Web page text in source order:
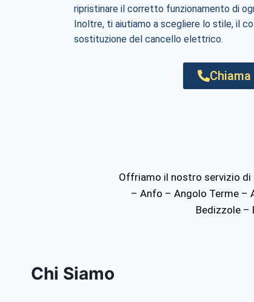
ripristinare il corretto funzionamento di
Inoltre, ti aiutiamo a scegliere lo stile, il
sostituzione del cancello elettrico.
Chiama
Offriamo il nostro servizio di
– Anfo – Angolo Terme –
Bedizzole –
Chi Siamo